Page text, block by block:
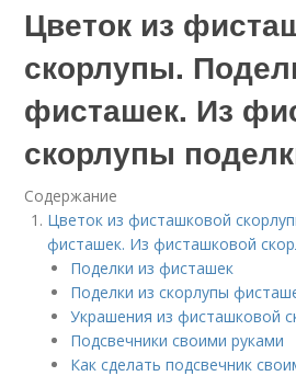
Цветок из
скорлупы.
фисташек. Из
скорлупы
Содержание
Цветок из фисташковой
фисташек. Из фисташковой
Поделки из фисташек
Поделки из скорлупы
Украшения из фисташковой
Подсвечники своими руками
Как сделать подсвечник